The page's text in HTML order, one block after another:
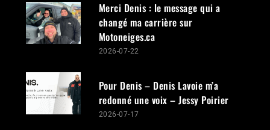
Merci Denis : le message qui a
changé ma carrière sur
Motoneiges.ca
2026-07-22
Pour Denis – Denis Lavoie m’a
redonné une voix – Jessy Poirier
2026-07-17